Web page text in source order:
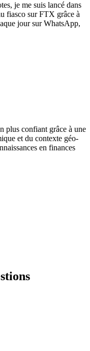
je me suis lancé dans
fiasco sur FTX grâce à
jour sur WhatsApp,
plus confiant grâce à une
et du contexte géo-
en finances